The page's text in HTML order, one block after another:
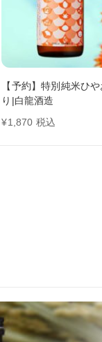
【予約】特別純米ひ
り|白龍酒造
¥1,870 税込